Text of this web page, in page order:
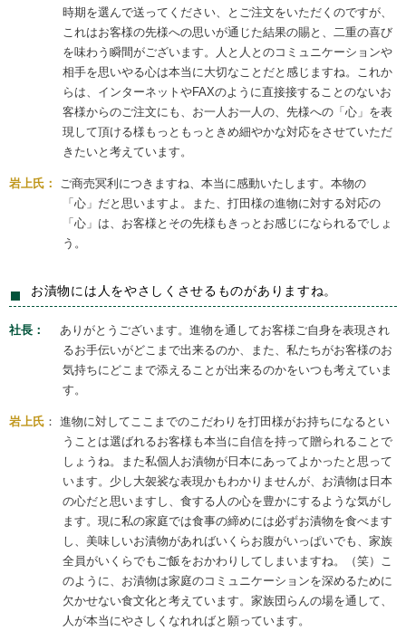
時期を選んで送ってください、とご注文をいただくのですが、
これはお客様の先様への思いが通じた結果の賜と、二重の喜び
を味わう瞬間がございます。人と人とのコミュニケーションや
相手を思いやる心は本当に大切なことだと感じますね。これか
らは、インターネットやFAXのように直接接することのないお
客様からのご注文にも、お一人お一人の、先様への「心」を表
現して頂ける様もっともっときめ細やかな対応をさせていただ
きたいと考えています。
岩上氏：
ご商売冥利につきますね、本当に感動いたします。本物の
「心」だと思いますよ。また、打田様の進物に対する対応の
「心」は、お客様とその先様もきっとお感じになられるでしょ
う。
お漬物には人をやさしくさせるものがありますね。
社長：
ありがとうございます。進物を通してお客様ご自身を表現され
るお手伝いがどこまで出来るのか、また、私たちがお客様のお
気持ちにどこまで添えることが出来るのかをいつも考えていま
す。
岩上氏 ： 進物に対してここまでのこだわりを打田様がお持ちになるとい
うことは選ばれるお客様も本当に自信を持って贈られることで
しょうね。また私個人お漬物が日本にあってよかったと思って
います。少し大袈裟な表現かもわかりませんが、お漬物は日本
の心だと思いますし、食する人の心を豊かにするような気がし
ます。現に私の家庭では食事の締めには必ずお漬物を食べます
し、美味しいお漬物があればいくらお腹がいっぱいでも、家族
全員がいくらでもご飯をおかわりしてしまいますね。（笑）こ
のように、お漬物は家庭のコミュニケーションを深めるために
欠かせない食文化と考えています。家族団らんの場を通して、
人が本当にやさしくなれればと願っています。